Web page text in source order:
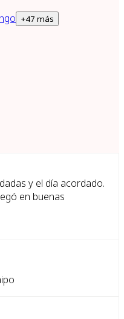
+47 más
y el día acordado.
en buenas